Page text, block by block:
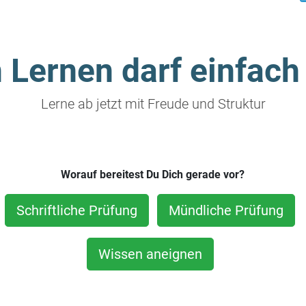
Lernen darf
Lerne ab jetzt mit Freude und Struktur
Worauf bereitest Du Dich gerade vor?
Schriftliche Prüfung Mündliche Prüfung
Wissen aneignen